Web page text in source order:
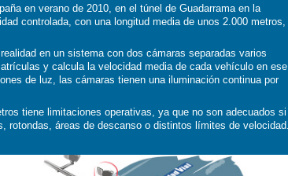
en verano de 2010, en el túnel de Guadarrama en la
controlada, con una longitud media de unos 2.000 metros,
en un sistema con dos cámaras separadas varios
y calcula la velocidad media de cada vehículo en ese
de luz, las cámaras tienen una iluminación continua por
tiene limitaciones operativas, ya que no son adecuados si
rotondas, áreas de descanso o distintos límites de velocidad.